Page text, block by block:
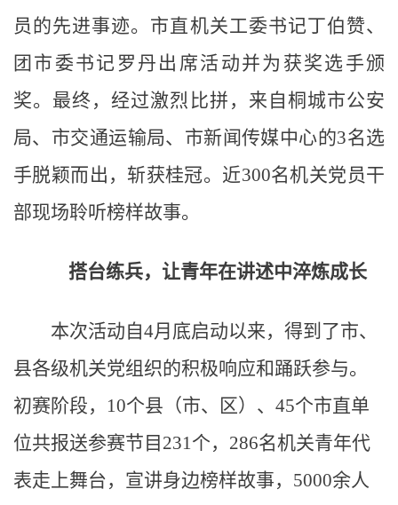
员的先进事迹。市直机关工委书记丁伯赞、
团市委书记罗丹出席活动并为获奖选手颁
奖。最终，经过激烈比拼，来自桐城市公安
局、市交通运输局、市新闻传媒中心的3名选
手脱颖而出，斩获桂冠。近300名机关党员干
部现场聆听榜样故事。
搭台练兵，让青年在讲述中淬炼成长
本次活动自4月底启动以来，得到了市、
县各级机关党组织的积极响应和踊跃参与。
初赛阶段，10个县（市、区）、45个市直单
位共报送参赛节目231个，286名机关青年代
表走上舞台，宣讲身边榜样故事，5000余人